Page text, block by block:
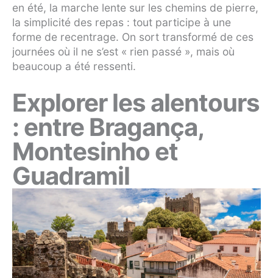
en été, la marche lente sur les chemins de pierre,
la simplicité des repas : tout participe à une
forme de recentrage. On sort transformé de ces
journées où il ne s’est « rien passé », mais où
beaucoup a été ressenti.
Explorer les alentours
: entre Bragança,
Montesinho et
Guadramil